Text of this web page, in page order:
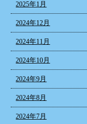
2025年1月
2024年12月
2024年11月
2024年10月
2024年9月
2024年8月
2024年7月